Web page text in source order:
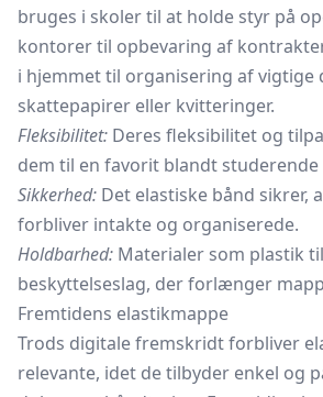
bruges i skoler til at holde styr på
kontorer til opbevaring af
i hjemmet til organisering af vigtige
skattepapirer eller kvitteringer.
Fleksibilitet: Deres fleksibilitet og
dem til en favorit blandt
Sikkerhed: Det elastiske bånd sikrer,
forbliver intakte og organiserede.
Holdbarhed: Materialer som plastik
beskyttelseslag, der forlænger
Fremtidens elastikmappe
Trods digitale fremskridt forbliver
relevante, idet de tilbyder enkel og